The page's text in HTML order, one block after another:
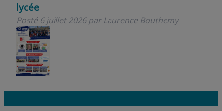
lycée
Posté 6 juillet 2026 par Laurence Bouthemy